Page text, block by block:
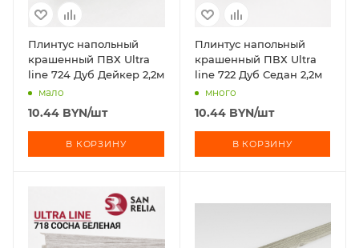
Плинтус напольный
крашенный ПВХ Ultra
line 724 Дуб Дейкер 2,2м
мало
10.44 BYN/шт
В КОРЗИНУ
Плинтус напольный
крашенный ПВХ Ultra
line 722 Дуб Седан 2,2м
много
10.44BYN/шт
В КОРЗИНУ